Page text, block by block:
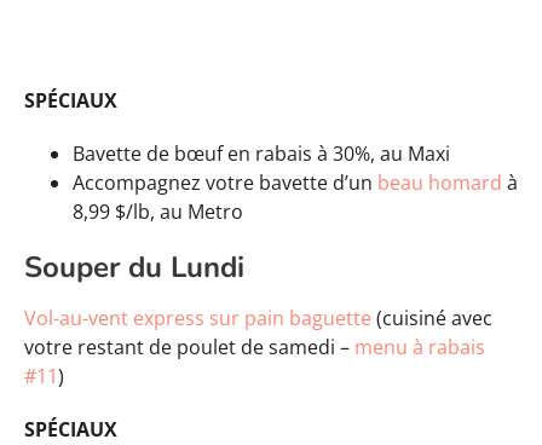
SPÉCIAUX
Bavette de bœuf en rabais à 30%, au Maxi
Accompagnez votre bavette d’un beau homard à
8,99 $/lb, au Metro
Souper du Lundi
Vol-au-vent express sur pain baguette (cuisiné avec
votre restant de poulet de samedi – menu à rabais
#11)
SPÉCIAUX